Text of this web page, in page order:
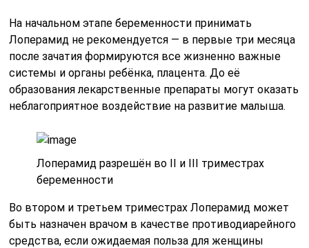
На начальном этапе беременности принимать
Лоперамид не рекомендуется — в первые три месяца
после зачатия формируются все жизненно важные
системы и органы ребёнка, плацента. До её
образования лекарственные препараты могут оказать
неблагоприятное воздействие на развитие малыша.
Лоперамид разрешён во II и III триместрах
беременности
Во втором и третьем триместрах Лоперамид может
быть назначен врачом в качестве противодиарейного
средства, если ожидаемая польза для женщины